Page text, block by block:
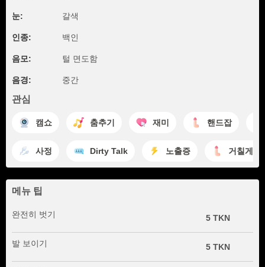
눈: 갈색
인종: 백인
음모: 털 면도함
음경: 중간
관심
캠쇼 춤추기 재미 핸드잡
사정 Dirty Talk 노출증 거칠게
메뉴 팁
완전히 벗기 5 TKN
발 보이기 5 TKN